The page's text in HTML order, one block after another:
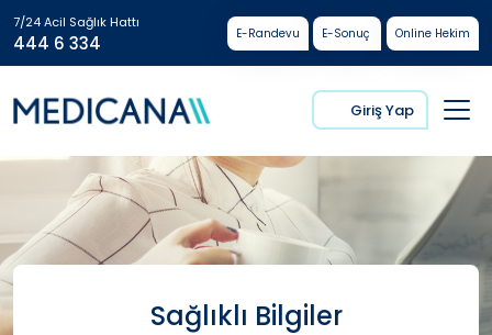
7/24 Acil Sağlık Hattı
444 6 334 E-Randevu E-Sonuç Online Hekim
Giriş Yap
Sağlıklı Bilgiler